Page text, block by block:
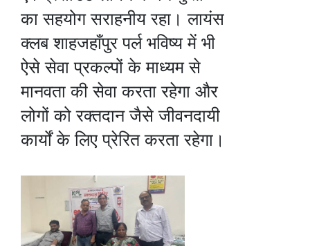
का सहयोग सराहनीय रहा। लायंस
क्लब शाहजहाँपुर पर्ल भविष्य में भी
ऐसे सेवा प्रकल्पों के माध्यम से
मानवता की सेवा करता रहेगा और
लोगों को रक्तदान जैसे जीवनदायी
कार्यों के लिए प्रेरित करता रहेगा।